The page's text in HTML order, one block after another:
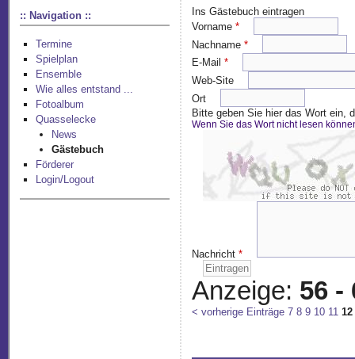
:: Navigation ::
Termine
Spielplan
Ensemble
Wie alles entstand ...
Fotoalbum
Quasselecke
News
Gästebuch
Förderer
Login/Logout
Ins Gästebuch eintragen
Vorname*
Nachname*
E-Mail*
Web-Site
Ort
Bitte geben Sie hier das Wort ein,
Wenn Sie das Wort nicht lesen
Nachricht*
Anzeige: 56 -
< vorherige Einträge 7 8 9 10 11 12